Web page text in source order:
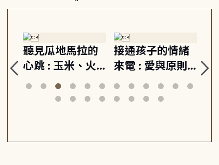
聽見瓜地馬拉的
心跳 : 玉米、火
山與信仰, 外交官
筆下的現代馬雅
接通孩子的情緒
來電 : 愛與原則,
建立教養的安定
節奏 22個行動練
關